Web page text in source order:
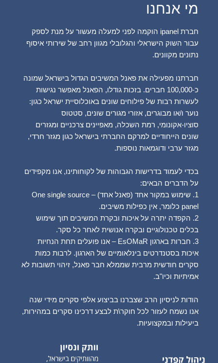
מי אנחנו
חברת ipanel הוקמה לפני למעלה מעשור על מנת לספק
עבור השוק הישראלי והגלובלי מגוון רחב של שירותי איסוף
נתונים מקוונים.
חברתנו מפעילה את פאנל המשיבים הגדול בישראל שמונה
כ-100,000 חברים. בזכות גודלו, הפאנל מאפשר נגישות
לעשרות רבות של פילוחים שונים באוכלוסיית ישראל כגון:
נוער ו/או מבוגרים, אזורי מגורים שונים, סטטוס
סוציו-אקונומי, רמת השכלה, מאפיינים צרכניים ומגזרים
שונים הייחודיים למרקם החברתי בישראל כגון מגזר חרדי,
מגזר ערבי ודוגמאות נוספות.
בכדי לעמוד בדרישות הגבוהות של לקוחותינו, אנו מקפידים
על הדברים הבאים:
1. שימוש במקור אחד (פאנל אחד) – One single source
panel כלומר, אין כפילות משיבים.
2. הקפדה יתרה על איכות ובקרת המשיבים תוך שימוש
בכלים טכנולוגיים ובקרה אנושית לאחר כל סקר.
3. חברות בארגון EsOMaR – אנו פועלים תחת הנחיות
איכות בסטנדרטים בינלאומיים של הארגון. לרבות כמות
סקרים חודשית מרבית שממלא חבר פאנל, זיהוי תשובות לא
אמיתיות וכיו"ב.
הודות לניסיון הרב שצברנו בביצוע אלפי סקרים מידי שנה
אנו נשמח לעזור לכל חוקר\ת לבצע דרכינו סקרים במהירות,
ביעילות ובמקצועיות.